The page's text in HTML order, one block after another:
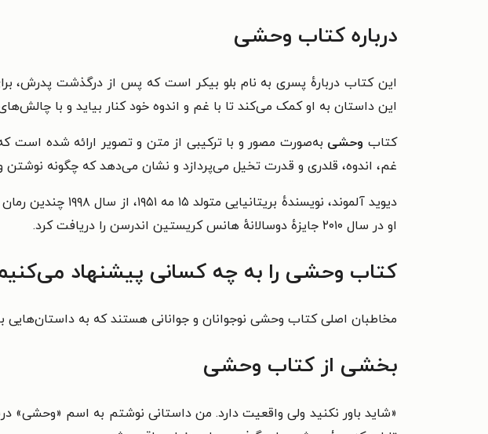
درباره کتاب وحشی
این کتاب دربارهٔ پسری به نام بلو بیکر است که پس از درگذشت پدرش،
این داستان به او کمک می‌کند تا با غم و اندوه خود کنار بیاید و با
کتاب وحشی به‌صورت مصور و با ترکیبی از متن و تصویر ارائه شده
غم، اندوه، قلدری و قدرت تخیل می‌پردازد و نشان می‌دهد که چگونه
دیوید آلموند،
او در سال ۲۰۱۰ جایزهٔ دوسالانهٔ هانس کریستین اندرسن را دریافت کرد.
کتاب وحشی را به چه کسانی پیشنهاد
مخاطبان اصلی کتاب وحشی نوجوانان و جوانانی هستند که به داستان‌هایی
بخشی از کتاب وحشی